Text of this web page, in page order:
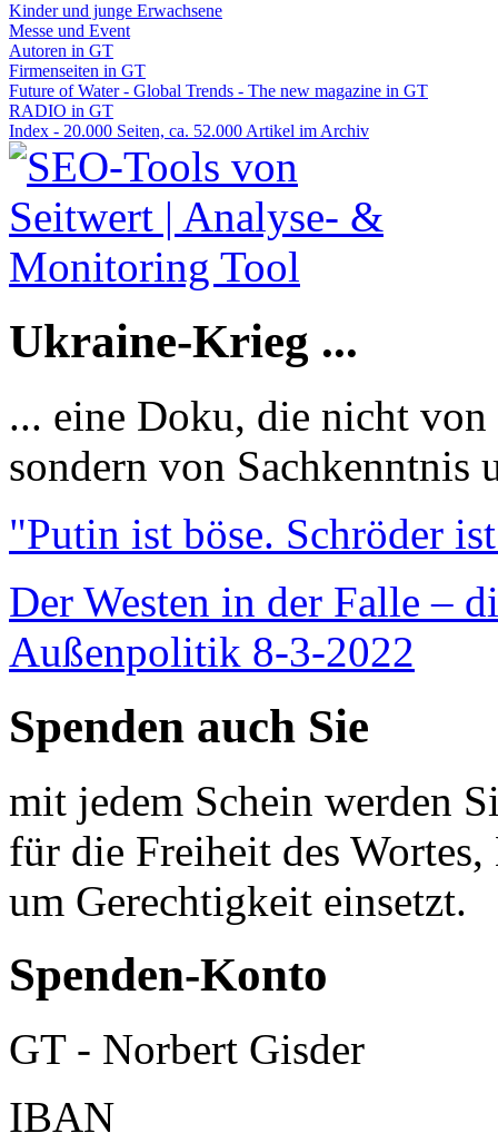
Kinder und junge Erwachsene
Messe und Event
Autoren in GT
Firmenseiten in GT
Future of Water - Global Trends - The new magazine in GT
RADIO in GT
Index - 20.000 Seiten, ca. 52.000 Artikel im Archiv
Ukraine-Krieg ...
... eine Doku, die nicht
sondern von Sachkenntnis
"Putin ist böse. Schröder
Der Westen in der Falle –
Außenpolitik 8-3-2022
Spenden auch Sie
mit jedem Schein werden
für die Freiheit des
um Gerechtigkeit einsetzt.
Spenden-Konto
GT - Norbert Gisder
IBAN